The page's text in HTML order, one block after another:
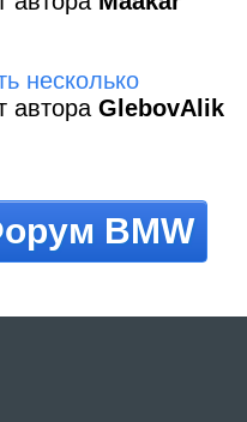
несколько
автора GlebovAlik
BMW